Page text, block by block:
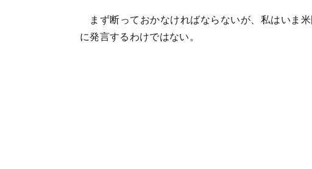
まず断っておかなければならないが、私はいま
に発言するわけではない。